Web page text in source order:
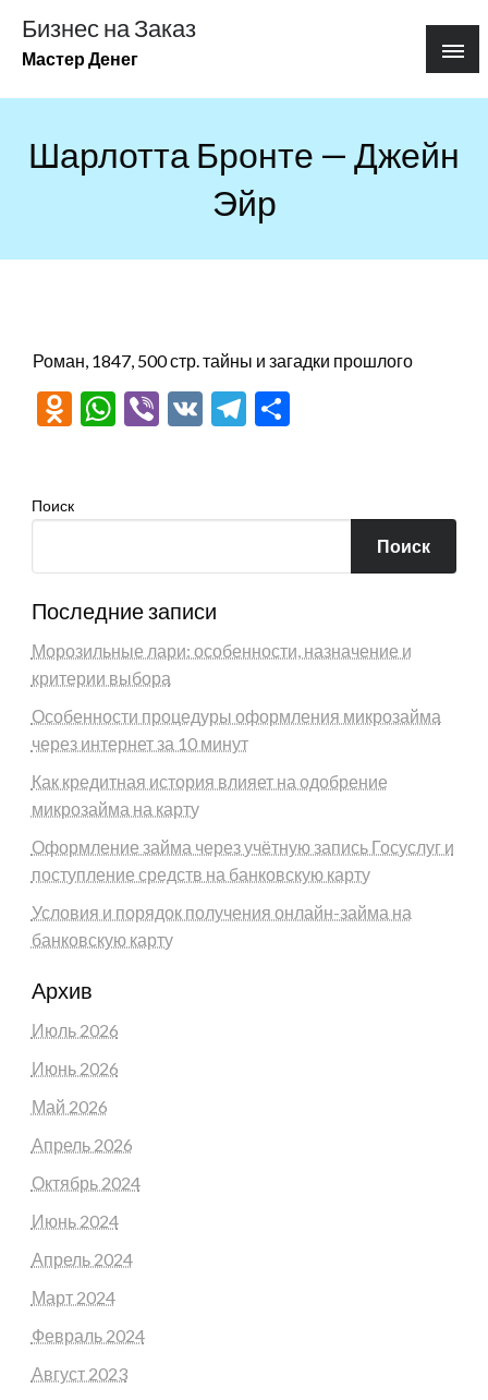
содержимому
Бизнес на Заказ
Мастер Денег
Шарлотта Бронте — Джейн
Эйр
Роман, 1847, 500 стр. тайны и загадки прошлого
Odnoklassniki
WhatsApp
Viber
VK Telegram
Поиск
Поиск
Последние записи
Морозильные лари: особенности, назначение и
критерии выбора
Особенности процедуры оформления микрозайма
через интернет за 10 минут
Как кредитная история влияет на одобрение
микрозайма на карту
Оформление займа через учётную запись Госуслуг и
поступление средств на банковскую карту
Условия и порядок получения онлайн-займа на
банковскую карту
Архив
Июль 2026
Июнь 2026
Май 2026
Апрель 2026
Октябрь 2024
Июнь 2024
Апрель 2024
Март 2024
Февраль 2024
Август 2023